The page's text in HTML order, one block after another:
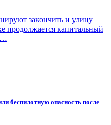
закончить и улицу
продолжается капитальный
беспилотную опасность после